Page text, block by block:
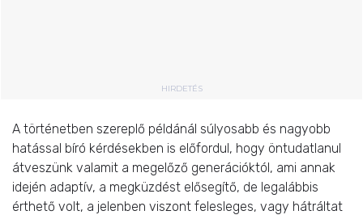
HIRDETÉS
A történetben szereplő példánál súlyosabb és nagyobb
hatással bíró kérdésekben is előfordul, hogy öntudatlanul
átveszünk valamit a megelőző generációktól, ami annak
idején adaptív, a megküzdést elősegítő, de legalábbis
érthető volt, a jelenben viszont felesleges, vagy hátráltat